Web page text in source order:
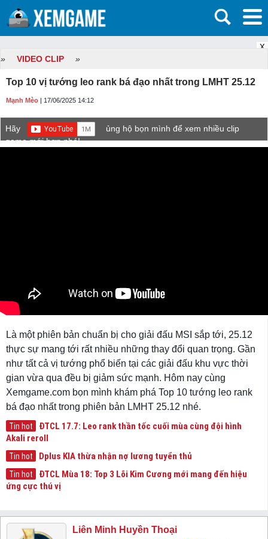
X
» VIDEO CLIP »
Top 10 vị tướng leo rank bá đạo nhất trong LMHT 25.12
Mạnh Mèo | 17/06/2025 14:12
Hãy
ủng hộ bọn mình để xem nhiều clip
game mới hơn nhé!
Là một phiên bản chuẩn bị cho giải đấu MSI sắp tới, 25.12
thực sự mang tới rất nhiều những thay đổi quan trọng. Gần
như tất cả vị tướng phổ biến tại các giải đấu khu vực thời
gian vừa qua đều bị giảm sức mạnh. Hôm nay cùng
Xemgame.com bọn mình khám phá Top 10 tướng leo rank
bá đạo nhất trong phiên bản LMHT 25.12 nhé.
Tin hot
ĐTCL 17.7: Leo rank thần tốc cuối mùa cùng đội hình
Akali reroll
Tin hot Dplus KIA thừa nhận nợ lương tuyển thủ
Tin hot
ĐTCL Mùa 18: Top 3 Lõi Kim Cương mới mang đến hiệu
ứng cực thú vị
Liên Minh Huyền Thoại